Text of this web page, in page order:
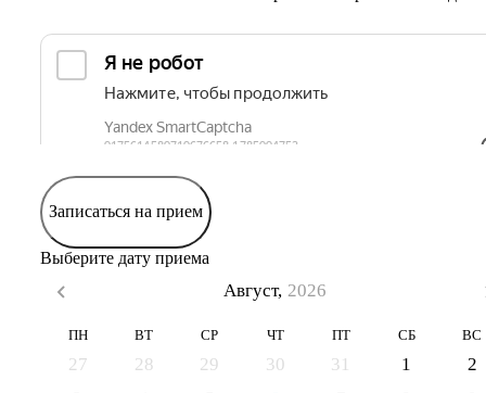
Записаться на прием
Выберите дату приема
Август, 2026
ПН ВТ СР ЧТ ПТ СБ ВС
27 28 29 30 31 1
2